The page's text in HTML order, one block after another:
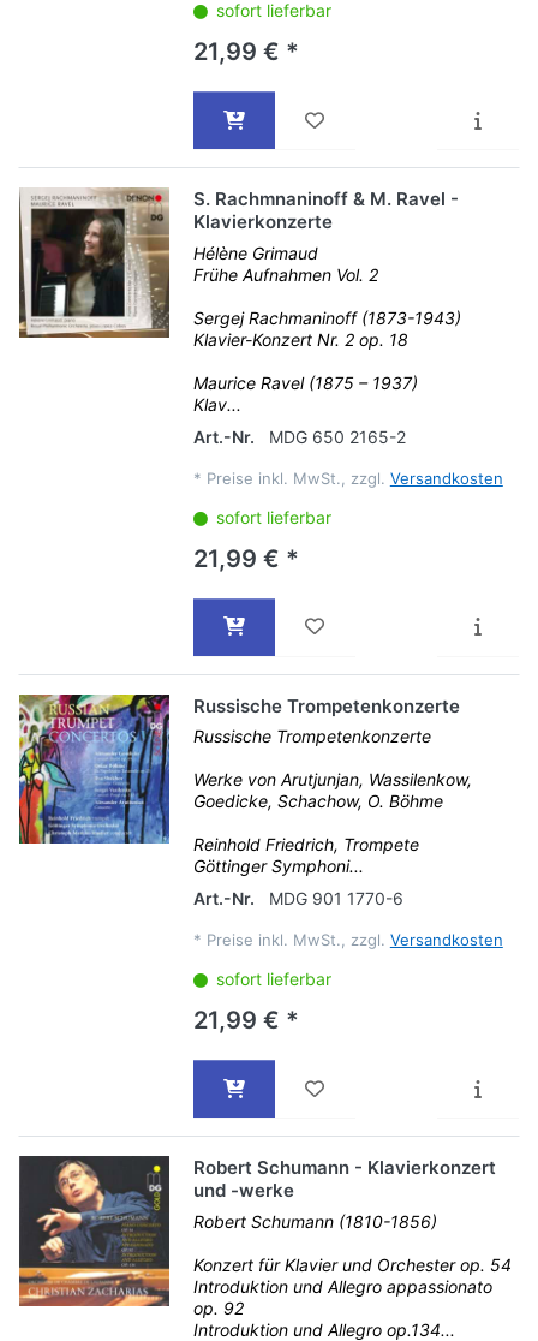
sofort lieferbar
21,99 € *
S. Rachmnaninoff & M. Ravel -
Klavierkonzerte
Hélène Grimaud
Frühe Aufnahmen Vol. 2
Sergej Rachmaninoff (1873-1943)
Klavier-Konzert Nr. 2 op. 18
Maurice Ravel (1875 – 1937)
Klav...
Art.-Nr.
MDG 650 2165-2
* Preise inkl. MwSt., zzgl. Versandkosten
sofort lieferbar
21,99 € *
Russische Trompetenkonzerte
Russische Trompetenkonzerte
Werke von Arutjunjan, Wassilenkow,
Goedicke, Schachow, O. Böhme
Reinhold Friedrich, Trompete
Göttinger Symphoni...
Art.-Nr.
MDG 901 1770-6
* Preise inkl. MwSt., zzgl. Versandkosten
sofort lieferbar
21,99 € *
Robert Schumann - Klavierkonzert
und -werke
Robert Schumann (1810-1856)
Konzert für Klavier und Orchester op. 54
Introduktion und Allegro appassionato
op. 92
Introduktion und Allegro op.134...